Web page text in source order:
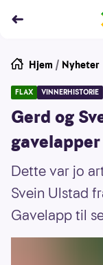
Hjem / Nyheter
FLAX VINNERHISTORIE
Gerd og
gavelapper
Dette var jo
Svein Ulstad
Gavelapp til